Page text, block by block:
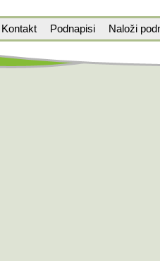
Kontakt Podnapisi Naloži